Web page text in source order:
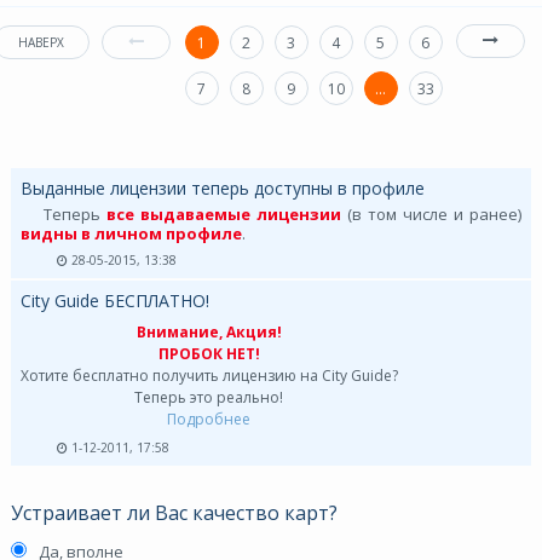
НАВЕРХ 1 2 3 4 5 6
7 8 9 10 ... 33
Выданные лицензии теперь доступны в профиле
Теперь все выдаваемые лицензии (в том числе и ранее)
видны в личном профиле.
28-05-2015, 13:38
City Guide БЕСПЛАТНО!
Внимание, Акция!
ПРОБОК НЕТ!
Хотите бесплатно получить лицензию на City Guide?
Теперь это реально!
Подробнее
1-12-2011, 17:58
Устраивает ли Вас качество карт?
Да, вполне